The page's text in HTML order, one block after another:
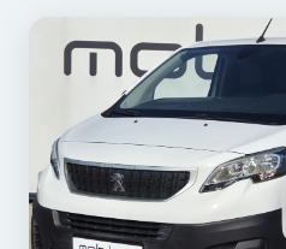
Registriran do
Prijeđeni kilometri